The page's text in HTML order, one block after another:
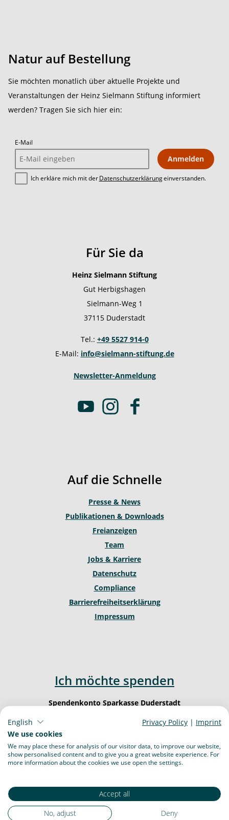
Natur auf Bestellung
Sie möchten monatlich über aktuelle Projekte und
Veranstaltungen der Heinz Sielmann Stiftung informiert
werden? Tragen Sie sich hier ein:
E-Mail
Anmelden
Ich erkläre mich mit derDatenschutzerklärungeinverstanden.
Florian Amrhein
Pressesprecher
Für Sie da
Heinz Sielmann Stiftung
Gut Herbigshagen
Sielmann-Weg 1
37115 Duderstadt
Tel.: +49 5527 914-0
E-Mail: info@sielmann-stiftung.de
Newsletter-Anmeldung
Y
e
I
n
r
a
m
F
o
o
k
Auf die Schnelle
Presse & News
Publikationen & Downloads
Freianzeigen
Team
Jobs & Karriere
Datenschutz
Compliance
Barrierefreiheitserklärung
Impressum
Ich möchte spenden
Spendenkonto Sparkasse Duderstadt
IBAN: DE62 2605 1260 0000 0003 23
English Privacy Policy | Imprint
We use cookies
We may place these for analysis of our visitor data, to improve our website,
show personalised content and to give you a great website experience. For
more information about the cookies we use open the settings.
Accept all
No, adjust
Deny